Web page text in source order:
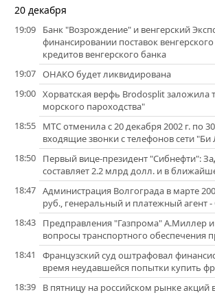
20 декабря
19:09
Банк "Возрождение" и венгерский
финансировании поставок
кредитов венгерского банка
19:07 ОНАКО будет ликвидирована
19:00 Хорватская верфь Brodosplit заложила
морского пароходства"
18:55
МТС отменила с 20 декабря 2002 г. по
входящие звонки с телефонов сети "Би
18:50
Первый вице-президент "Сибнефти":
составляет 2.2 млрд долл. и в
18:47 Администрация Волгограда в марте
руб., генеральный и платежный агент
18:43
Предправления "Газпрома" А.Миллер
вопросы транспортного обеспечения
18:41
Французский суд оштрафовал
время неудавшейся попытки купить
18:39
В пятницу на российском рынке акций